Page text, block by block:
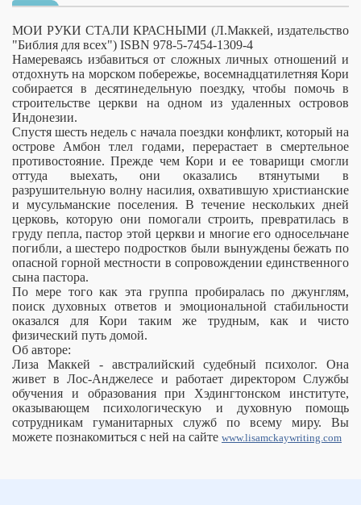
МОИ РУКИ СТАЛИ КРАСНЫМИ (Л.Маккей, издательство
"Библия для всех") ISBN 978-5-7454-1309-4
Намереваясь избавиться от сложных личных отношений и
отдохнуть на морском побережье, восемнадцатилетняя Кори
собирается в десятинедельную поездку, чтобы помочь в
строительстве церкви на одном из удаленных островов
Индонезии.
Спустя шесть недель с начала поездки конфликт, который на
острове Амбон тлел годами, перерастает в смертельное
противостояние. Прежде чем Кори и ее товарищи смогли
оттуда выехать, они оказались втянутыми в
разрушительную волну насилия, охватившую христианские
и мусульманские поселения. В течение нескольких дней
церковь, которую они помогали строить, превратилась в
груду пепла, пастор этой церкви и многие его односельчане
погибли, а шестеро подростков были вынуждены бежать по
опасной горной местности в сопровождении единственного
сына пастора.
По мере того как эта группа пробиралась по джунглям,
поиск духовных ответов и эмоциональной стабильности
оказался для Кори таким же трудным, как и чисто
физический путь домой.
Об авторе:
Лиза Маккей - австралийский судебный психолог. Она
живет в Лос-Анджелесе и работает директором Службы
обучения и образования при Хэдингтонском институте,
оказывающем психологическую и духовную помощь
сотрудникам гуманитарных служб по всему миру. Вы
можете познакомиться с ней на сайте www.lisamckaywriting.com